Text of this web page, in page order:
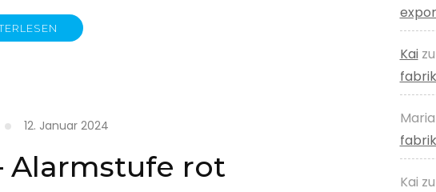
12. Januar 2024
Alarmstufe rot
Kaizu
Kai zu